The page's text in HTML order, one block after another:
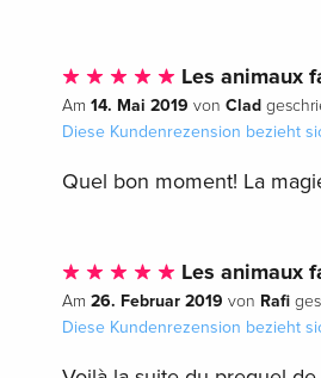
Les animaux
Am 14. Mai 2019 von Clad
Diese Kundenrezension bezieht
Quel bon moment! La
Les animaux
Am 26. Februar 2019 von Rafi
Diese Kundenrezension bezieht